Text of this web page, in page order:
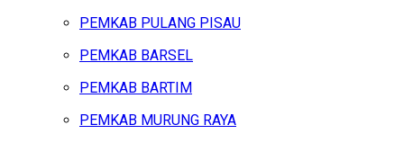
PEMKAB PULANG PISAU
PEMKAB BARSEL
PEMKAB BARTIM
PEMKAB MURUNG RAYA